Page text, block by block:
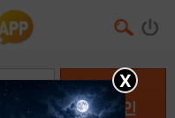
로그인
X